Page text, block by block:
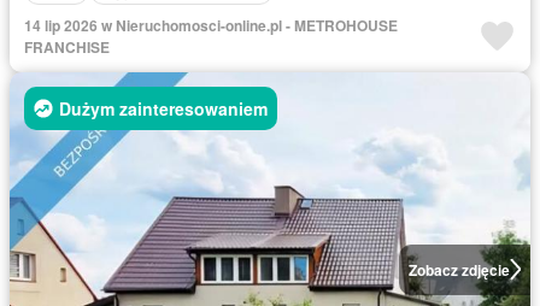
14 lip 2026 w Nieruchomosci-online.pl - METROHOUSE
FRANCHISE
Zobacz zdjęcie
Dużym zainteresowaniem